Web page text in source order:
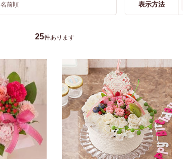
表示方法
名前順
25件あります